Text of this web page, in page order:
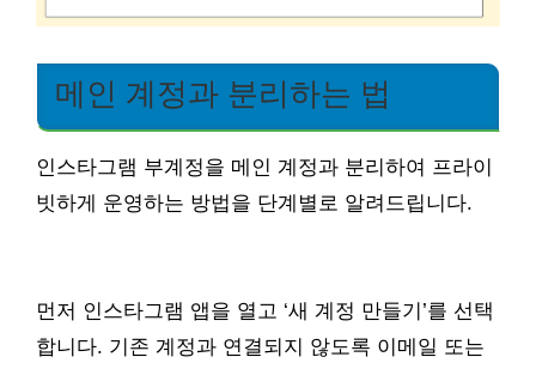
메인 계정과 분리하는 법
인스타그램 부계정을 메인 계정과 분리하여 프라이
빗하게 운영하는 방법을 단계별로 알려드립니다.
먼저 인스타그램 앱을 열고 ‘새 계정 만들기’를 선택
합니다. 기존 계정과 연결되지 않도록 이메일 또는